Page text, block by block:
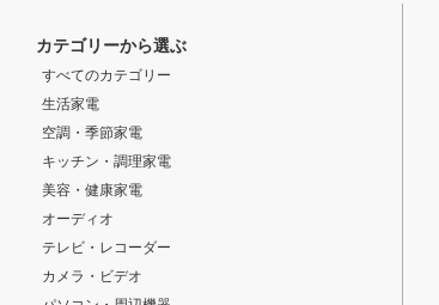
カテゴリーから選ぶ
すべてのカテゴリー
生活家電
空調・季節家電
キッチン・調理家電
美容・健康家電
オーディオ
テレビ・レコーダー
カメラ・ビデオ